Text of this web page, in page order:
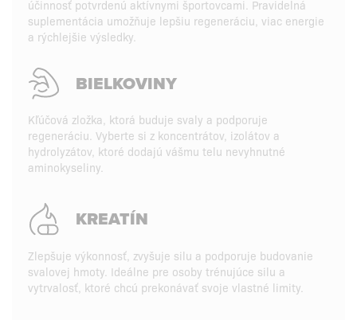
účinnosť potvrdenú aktívnymi športovcami. Pravidelná
suplementácia umožňuje lepšiu regeneráciu, viac energie
a rýchlejšie výsledky.
BIELKOVINY
Kľúčová zložka, ktorá buduje svaly a podporuje
regeneráciu. Vyberte si z koncentrátov, izolátov a
hydrolyzátov, ktoré dodajú vášmu telu nevyhnutné
aminokyseliny.
KREATÍN
Zlepšuje výkonnosť, zvyšuje silu a podporuje budovanie
svalovej hmoty. Ideálne pre osoby trénujúce silu a
vytrvalosť, ktoré chcú prekonávať svoje vlastné limity.